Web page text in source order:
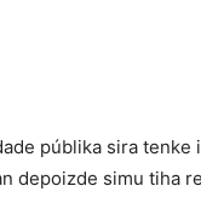
públika sira tenke
depoizde simu tiha